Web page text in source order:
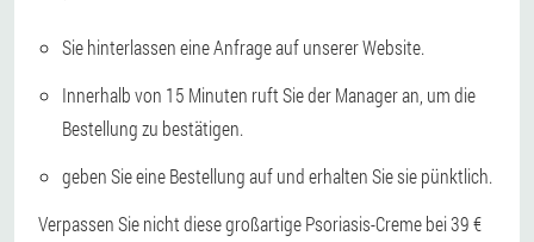
Sie hinterlassen eine Anfrage auf unserer Website.
Innerhalb von 15 Minuten ruft Sie der Manager an, um die
Bestellung zu bestätigen.
geben Sie eine Bestellung auf und erhalten Sie sie pünktlich.
Verpassen Sie nicht diese großartige Psoriasis-Creme bei 39 €